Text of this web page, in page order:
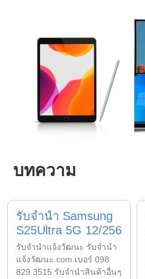
บทความ
รับจำนำ Samsung
S25Ultra 5G 12/256
รับจํานําแจ้งวัฒนะ รับจํานํา
แจ้งวัฒนะ.com เบอร์ 098
829 3515 รับจำนำสินค้าอื่นๆ